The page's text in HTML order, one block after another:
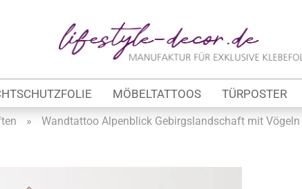
Lieferland
MÖBELTATTOOS TÜRPOSTER
»
Wandtattoo Alpenblick Gebirgslandschaft mit Vögeln